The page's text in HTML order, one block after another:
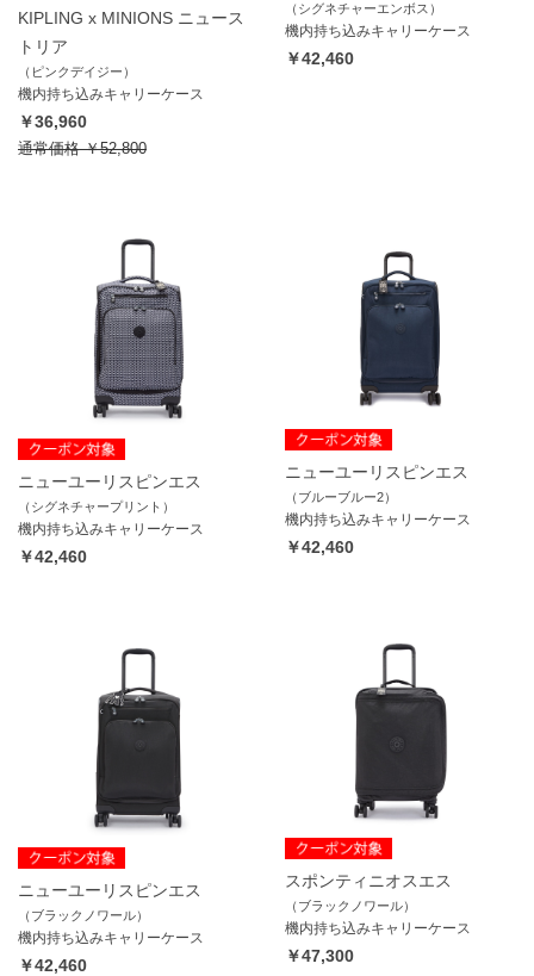
KIPLING x MINIONS ニュース
トリア
（ピンクデイジー）
機内持ち込みキャリーケース
￥36,960
通常価格￥52,800
（シグネチャーエンボス）
機内持ち込みキャリーケース
￥42,460
ニューユーリスピンエス
（シグネチャープリント）
機内持ち込みキャリーケース
￥42,460
ニューユーリスピンエス
（ブルーブルー2）
機内持ち込みキャリーケース
￥42,460
ニューユーリスピンエス
（ブラックノワール）
機内持ち込みキャリーケース
￥42,460
スポンティニオスエス
（ブラックノワール）
機内持ち込みキャリーケース
￥47,300